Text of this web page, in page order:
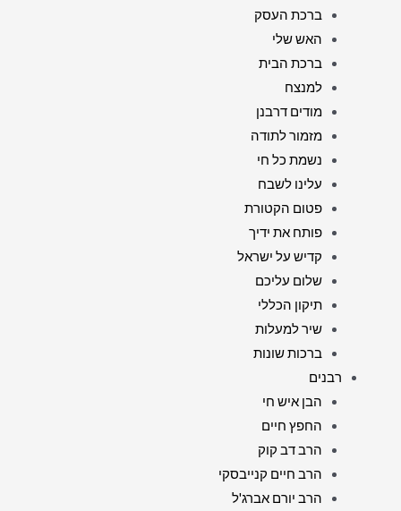
ברכת העסק
האש שלי
ברכת הבית
למנצח
מודים דרבנן
מזמור לתודה
נשמת כל חי
עלינו לשבח
פטום הקטורת
פותח את ידיך
קדיש על ישראל
שלום עליכם
תיקון הכללי
שיר למעלות
ברכות שונות
רבנים
הבן איש חי
החפץ חיים
הרב דב קוק
הרב חיים קנייבסקי
הרב יורם אברג'ל